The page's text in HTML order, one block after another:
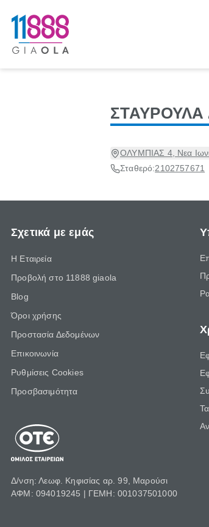
ΟΛΥΜΠΙΑΣ 4, Νεα
Σταθερό:2102757671
Σχετικά με εμάς
Η Εταιρεία
Προβολή στο 11888 giaola
Blog
Όροι χρήσης
Προστασία Δεδομένων
Επικοινωνία
Ρυθμίσεις Cookies
Προσβασιμότητα
Δ/νση: Λεωφ. Κηφισίας αρ. 99, Μαρούσι
ΑΦΜ: 094019245 | ΓΕΜΗ: 001037501000